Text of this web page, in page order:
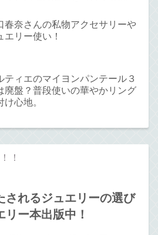
春奈さんの私物アクセサリーや
エリー使い！
ティエのマイヨンパンテール３
廃盤？普段使いの華やかリング
け心地。
！
されるジュエリーの選び
リー本出版中！